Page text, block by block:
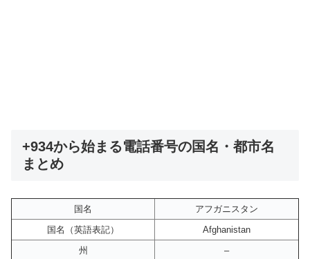
+934から始まる電話番号の国名・都市名
まとめ
国名
アフガニスタン
国名（英語表記）
Afghanistan
州
–